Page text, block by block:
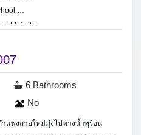
6 Bathrooms
No
แพงสายใหม่มุ่งไปทางน้ำพุร้อน
Mai city.